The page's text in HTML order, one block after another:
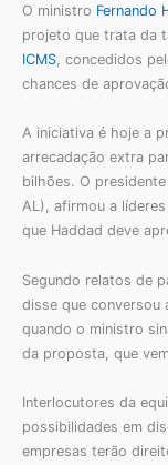
O ministro Fernando
projeto que trata da
ICMS , concedidos
chances de
A iniciativa é hoje a
arrecadação extra
bilhões. O
AL), afirmou a
que Haddad deve
Segundo relatos de
disse que conversou
quando o ministro
da proposta, que
Interlocutores da
possibilidades em
empresas terão